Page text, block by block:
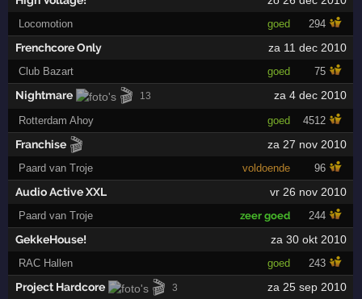
Locomotion goed 294
Frenchcore Only za 11 dec 2010
Club Bazart goed 75
Nightmare 🎬 13 za 4 dec 2010
Rotterdam Ahoy goed 4512
Franchise 🎬 za 27 nov 2010
Paard van Troje voldoende 96
Audio Active XXL vr 26 nov 2010
Paard van Troje zeer goed 244
GekkeHouse! za 30 okt 2010
RAC Hallen goed 243
Project Hardcore 🎬 3 za 25 sep 2010